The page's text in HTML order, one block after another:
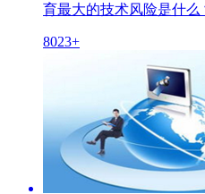
育最大的技术风险是什么
8023+